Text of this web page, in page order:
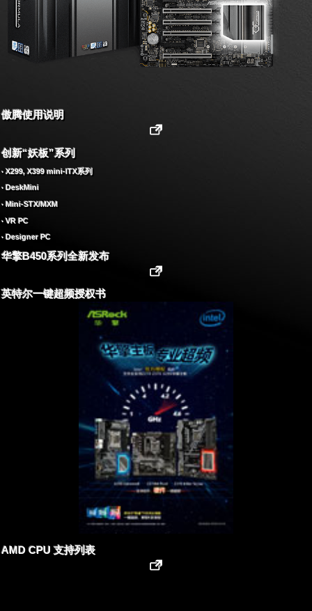
傲腾使用说明
创新“妖板”系列
‧ X299, X399 mini-ITX系列
‧ DeskMini
‧ Mini-STX/MXM
‧ VR PC
‧ Designer PC
华擎B450系列全新发布
英特尔一键超频授权书
AMD CPU 支持列表